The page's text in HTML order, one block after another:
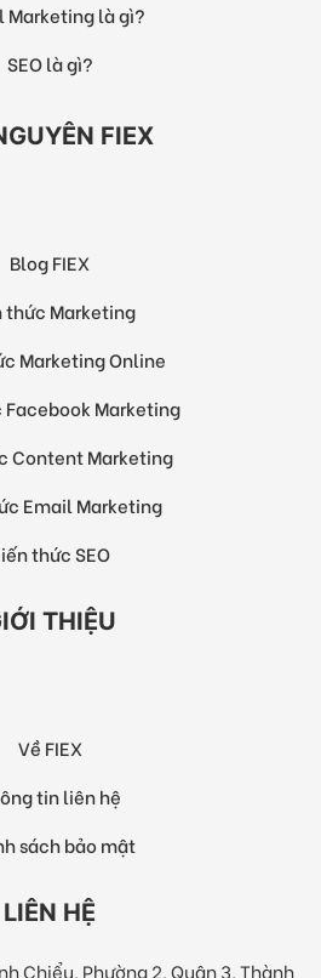
Marketing là gì?
SEO là gì?
FIEX
Blog FIEX
thức Marketing
Marketing Online
Facebook Marketing
Content Marketing
Email Marketing
thức SEO
THIỆU
Về FIEX
tin liên hệ
sách bảo mật
LIÊN HỆ
Chiểu, Phường 2, Quận 3, Thành